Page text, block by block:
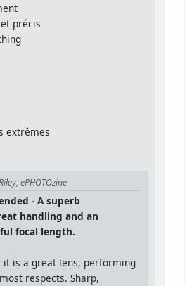
précis
extrêmes
ePHOTOzine
- A superb
handling and an
focal length.
it is a great lens, performing
respects. Sharp,